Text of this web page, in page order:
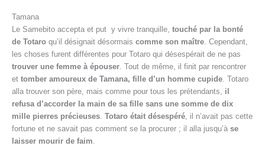
Tamana
Le Samebito accepta et put y vivre tranquille, touché par la bonté
de Totaro qu’il désignait désormais comme son maître. Cependant,
les choses furent différentes pour Totaro qui désespérait de ne pas
trouver une femme à épouser. Tout de même, il finit par rencontrer
et tomber amoureux de Tamana, fille d’un homme cupide. Totaro
alla trouver son père, mais comme pour tous les prétendants, il
refusa d’accorder la main de sa fille sans une somme de dix
mille pierres précieuses. Totaro était désespéré, il n’avait pas cette
fortune et ne savait pas comment se la procurer ; il alla jusqu’à se
laisser mourir de faim.